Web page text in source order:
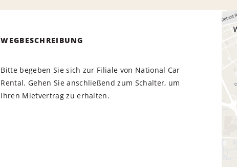
WEGBESCHREIBUNG
Bitte begeben Sie sich zur Filiale von National Car
Rental. Gehen Sie anschließend zum Schalter, um
Ihren Mietvertrag zu erhalten.